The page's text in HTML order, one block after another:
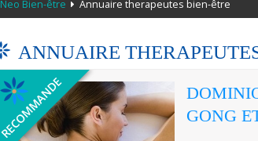
Neo Bien-être Annuaire therapeutes bien-être
ANNUAIRE
GONG